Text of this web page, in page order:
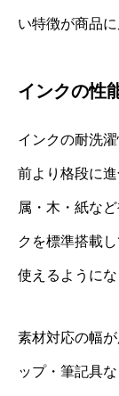
い特徴が商品
インクの性
インクの耐洗
前より格段に
属・木・紙な
クを標準搭載
使えるようにな
素材対応の幅
ップ・筆記具